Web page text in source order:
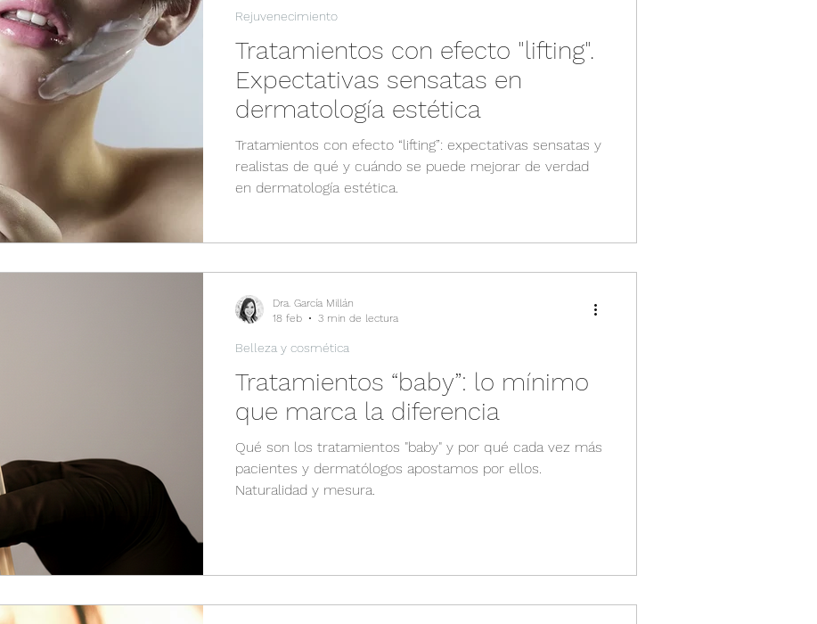
Tratamientos con efecto "lifting".
Expectativas sensatas en
dermatología estética
Tratamientos con efecto “lifting”: expectativas sensatas y
realistas de qué y cuándo se puede mejorar de verdad
en dermatología estética.
Rejuvenecimiento
Tratamientos “baby”: lo mínimo
que marca la diferencia
Qué son los tratamientos "baby" y por qué cada vez más
pacientes y dermatólogos apostamos por ellos.
Naturalidad y mesura.
Belleza y cosmética
Dra. García Millán
18 feb
3 min de lectura